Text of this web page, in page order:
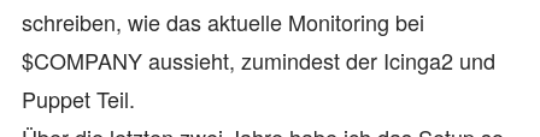
schreiben, wie das aktuelle Monitoring bei
$COMPANY aussieht, zumindest der Icinga2 und
Puppet Teil.